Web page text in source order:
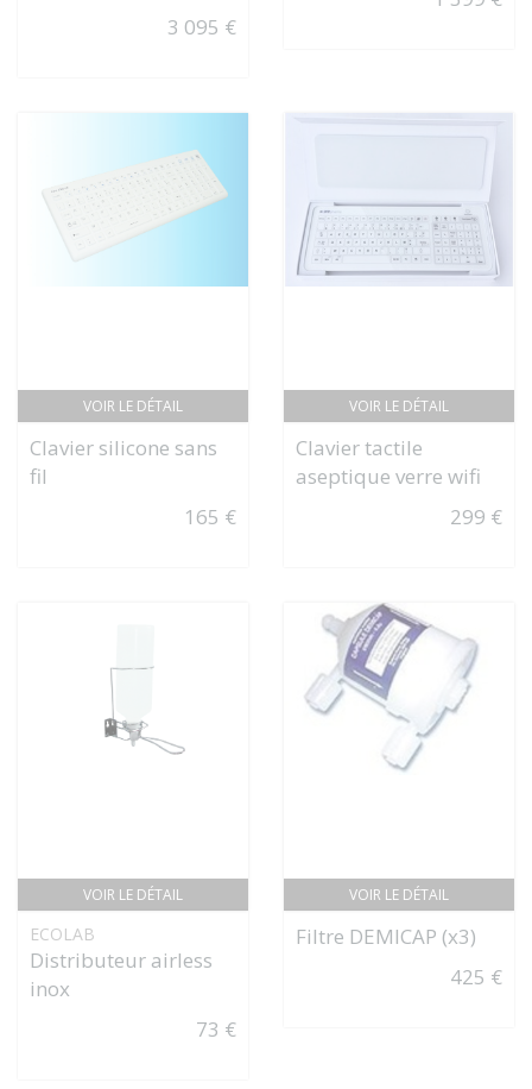
3 095 €
VOIR LE DÉTAIL
Clavier silicone sans
fil
165 €
VOIR LE DÉTAIL
Clavier tactile
aseptique verre wifi
299 €
VOIR LE DÉTAIL
ECOLAB
Distributeur airless
inox
73 €
VOIR LE DÉTAIL
Filtre DEMICAP (x3)
425 €